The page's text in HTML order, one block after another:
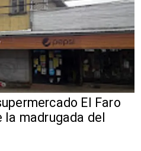
El Faro
madrugada del